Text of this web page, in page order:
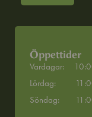
Öppettider
Vardagar:
Lördag:
Söndag: